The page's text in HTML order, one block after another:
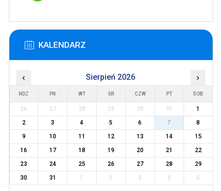
KALENDARZ
‹ Sierpień 2026 ›
NDZ PN WT ŚR CZW PT SOB
26 27 28 29 30 31
1
2
3 4 5 6 7
8
9
10 11 12 13 14
15
16
17 18 19 20 21
22
23
24 25 26 27 28
29
30
31 1 2 3 4 5